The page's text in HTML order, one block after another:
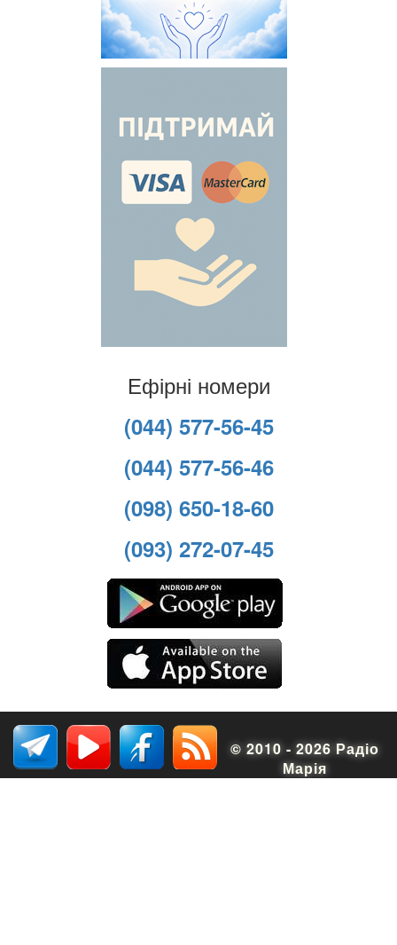
Ефірні номери
(044) 577-56-45
(044) 577-56-46
(098) 650-18-60
(093) 272-07-45
© 2010 - 2026 Радіо
Марія